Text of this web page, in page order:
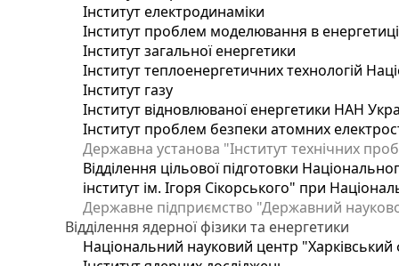
Інститут електродинаміки
Інститут проблем моделювання в
Інститут загальної енергетики
Інститут теплоенергетичних технологій
Інститут газу
Інститут відновлюваної енергетики НАН
Інститут проблем безпеки атомних
Державна установа "Інститут технічних
Відділення цільової підготовки
інститут ім. Ігоря Сікорського" при
Державне підприємство "Державний
Відділення ядерної фізики та енергетики
Національний науковий центр "Харківський